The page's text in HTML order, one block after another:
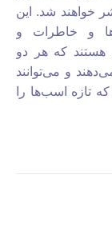
خواهند شد. این
و خاطرات و
هستند که هر دو
و می‌توانند
تازه اسب‌ها را